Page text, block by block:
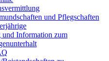
und Pflegschaften
und Information zum